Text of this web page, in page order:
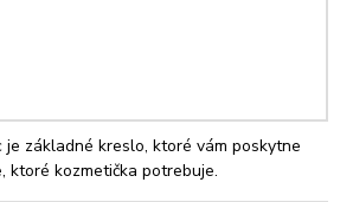
je základné kreslo, ktoré vám poskytne
ktoré kozmetička potrebuje.